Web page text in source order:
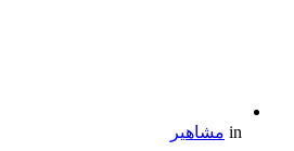
in مشاهير